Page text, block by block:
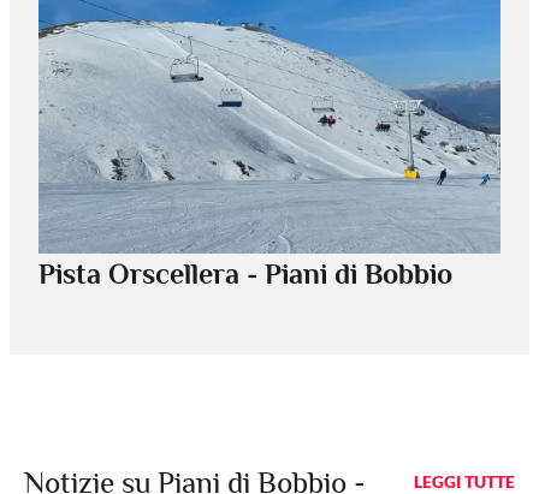
Pista Orscellera - Piani di Bobbio
Notizie su Piani di Bobbio -
LEGGI TUTTE